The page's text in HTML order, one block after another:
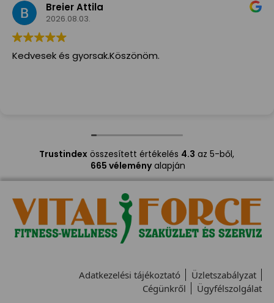
Breier Attila
2026.08.03.
Kedvesek és gyorsak.Köszönöm.
Trustindexösszesített értékelés 4.3 az 5-ből,
665 véleményalapján
Adatkezelési tájékoztató
Üzletszabályzat
Cégünkről
Ügyfélszolgálat